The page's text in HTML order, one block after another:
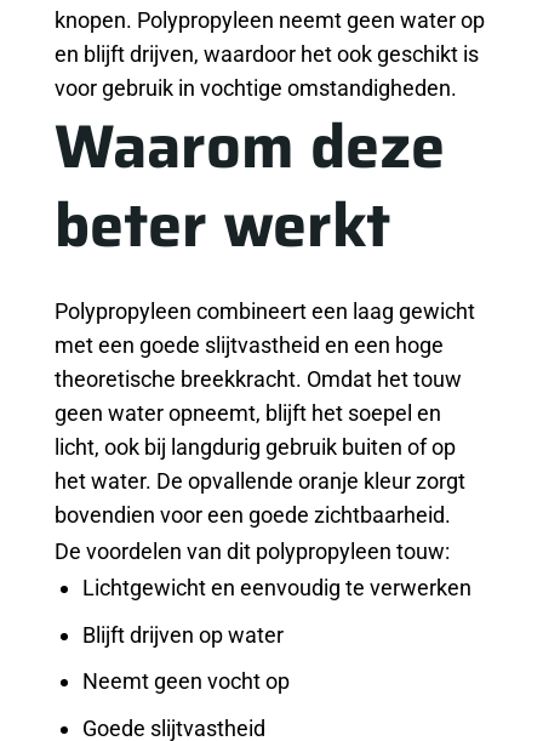
knopen. Polypropyleen neemt geen water op
en blijft drijven, waardoor het ook geschikt is
voor gebruik in vochtige omstandigheden.
Waarom deze
beter werkt
Polypropyleen combineert een laag gewicht
met een goede slijtvastheid en een hoge
theoretische breekkracht. Omdat het touw
geen water opneemt, blijft het soepel en
licht, ook bij langdurig gebruik buiten of op
het water. De opvallende oranje kleur zorgt
bovendien voor een goede zichtbaarheid.
De voordelen van dit polypropyleen touw:
Lichtgewicht en eenvoudig te verwerken
Blijft drijven op water
Neemt geen vocht op
Goede slijtvastheid